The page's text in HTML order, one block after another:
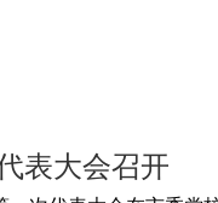
表大会召开